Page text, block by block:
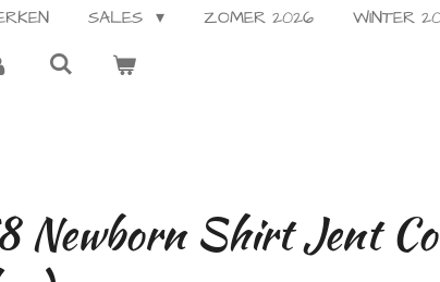
SALES ZOMER 2026
WINTER
Newborn Shirt Jent